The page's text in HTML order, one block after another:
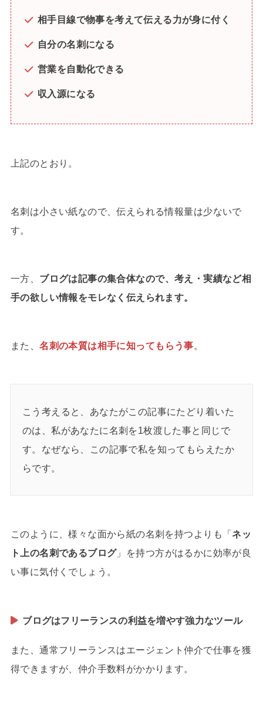
相手目線で物事を考えて伝える力が身に付く
自分の名刺になる
営業を自動化できる
収入源になる
上記のとおり。
名刺は小さい紙なので、伝えられる情報量は少ないで
す。
一方、 ブログは記事の集合体なので、考え・実績など相
手の欲しい情報をモレなく伝えられます。
また、名刺の本質は相手に知ってもらう事。
こう考えると、あなたがこの記事にたどり着いた
のは、私があなたに名刺を1枚渡した事と同じで
す。なぜなら、この記事で私を知ってもらえたか
らです。
このように、様々な面から紙の名刺を持つよりも「ネッ
ト上の名刺であるブログ」を持つ方がはるかに効率が良
い事に気付くでしょう。
ブログはフリーランスの利益を増やす強力なツール
また、通常フリーランスはエージェント仲介で仕事を獲
得できますが、仲介手数料がかかります。